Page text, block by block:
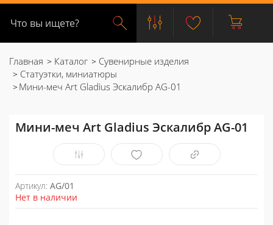
Главная Каталог
Сувенирные изделия
Статуэтки, миниатюры
Мини-меч Art Gladius Эскалибр AG-01
Мини-меч Art Gladius Эскалибр AG-01
Артикул: AG/01
Нет в наличии